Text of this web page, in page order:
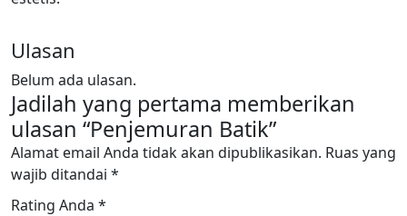
Ulasan
Belum ada ulasan.
Jadilah yang pertama memberikan
ulasan “Penjemuran Batik”
Alamat email Anda tidak akan dipublikasikan. Ruas yang
wajib ditandai *
Rating Anda *